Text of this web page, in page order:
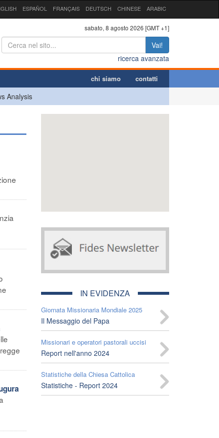
ESPAÑOL FRANÇAIS DEUTSCH CHINESE ARABIC
sabato, 8 agosto 2026 [GMT +1]
Vai!
ricerca avanzata
chi siamo contatti
Analysis
IN EVIDENZA
Giornata Missionaria Mondiale 2025
Il Messaggio del Papa
Missionari e operatori pastorali uccisi
Report nell'anno 2024
Statistiche della Chiesa Cattolica
Statistiche - Report 2024